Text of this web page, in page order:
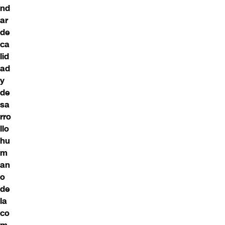
nd
ar
de
ca
lid
ad
y
de
sa
rro
llo
hu
m
an
o
de
la
co